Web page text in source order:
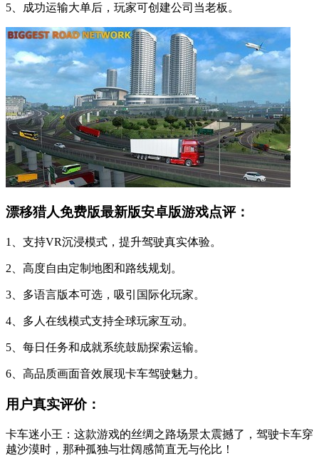
5、成功运输大单后，玩家可创建公司当老板。
漂移猎人免费版最新版安卓版游戏点评：
1、支持VR沉浸模式，提升驾驶真实体验。
2、高度自由定制地图和路线规划。
3、多语言版本可选，吸引国际化玩家。
4、多人在线模式支持全球玩家互动。
5、每日任务和成就系统鼓励探索运输。
6、高品质画面音效展现卡车驾驶魅力。
用户真实评价：
卡车迷小王：这款游戏的丝绸之路场景太震撼了，驾驶卡车穿
越沙漠时，那种孤独与壮阔感简直无与伦比！